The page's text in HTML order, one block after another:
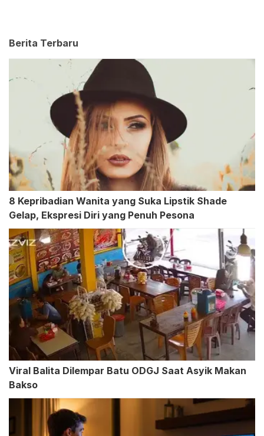
Berita Terbaru
8 Kepribadian Wanita yang Suka Lipstik Shade
Gelap, Ekspresi Diri yang Penuh Pesona
Viral Balita Dilempar Batu ODGJ Saat Asyik Makan
Bakso